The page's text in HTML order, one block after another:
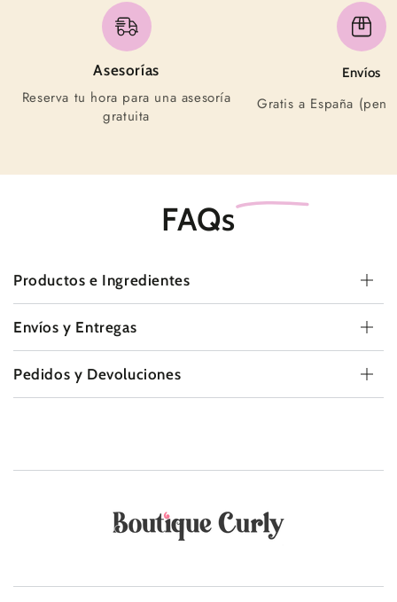
Asesorías
Reserva tu hora para una asesoría
gratuita
Envíos
Gratis a España
FAQs
Productos e Ingredientes
Envíos y Entregas
Pedidos y Devoluciones